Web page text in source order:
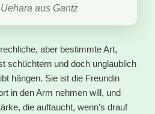
aus Gantz
aber bestimmte Art,
schüchtern und doch unglaublich
hängen. Sie ist die Freundin
in den Arm nehmen will, und
die auftaucht, wenn’s drauf